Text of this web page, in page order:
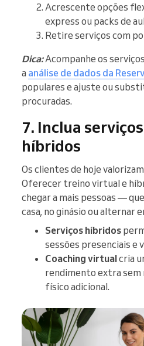
Acrescente opções
express ou packs de
Retire serviços com
Dica:Acompanhe os
a análise de dados da
populares e ajuste ou
procuradas.
7. Inclua
híbridos
Os clientes de hoje
Oferecer treino virtual e
chegar a mais pessoas —
casa, no ginásio ou alternar
Serviços híbridos
sessões presenciais e
Coaching virtualcria
rendimento extra sem
físico adicional.